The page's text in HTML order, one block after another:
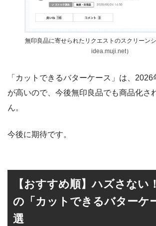
無印良品に寄せられたリクエストのスクリーン
idea.muji.net）
「カットできるバターケース」は、
が高いので、今後無印良品でも商品化さ
ん。
今後に期待です。
【おすすめ順】ハズさない
の「カットできるバターケ
選